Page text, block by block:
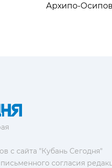
Архипо-
с сайта "Кубань Сегодня"
согласия